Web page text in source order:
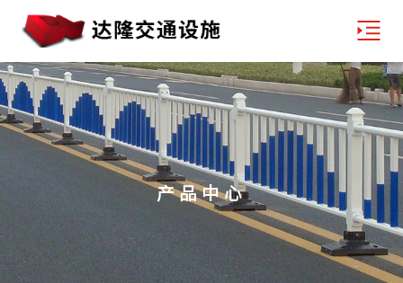
产品中心